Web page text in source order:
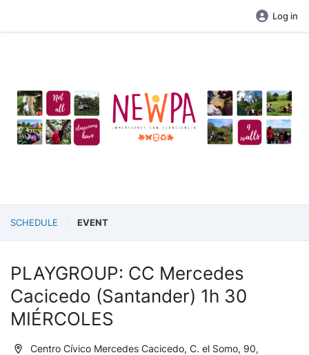
Log in
SCHEDULE EVENT
PLAYGROUP: CC Mercedes
Cacicedo (Santander) 1h 30
MIÉRCOLES
Centro Cívico Mercedes Cacicedo, C. el Somo, 90,